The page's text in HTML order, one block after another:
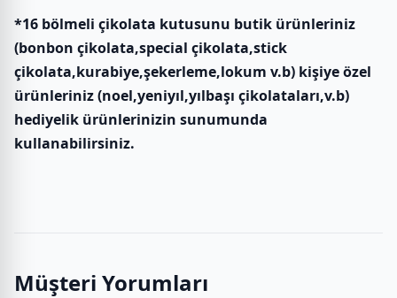
*16 bölmeli çikolata kutusunu butik ürünleriniz
(bonbon çikolata,special çikolata,stick
çikolata,kurabiye,şekerleme,lokum v.b) kişiye özel
ürünleriniz (noel,yeniyıl,yılbaşı çikolataları,v.b)
hediyelik ürünlerinizin sunumunda
kullanabilirsiniz.
Müşteri Yorumları